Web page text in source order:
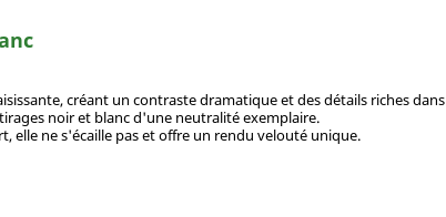
créant un contraste dramatique et des détails riches
noir et blanc d'une neutralité exemplaire.
elle ne s'écaille pas et offre un rendu velouté unique.